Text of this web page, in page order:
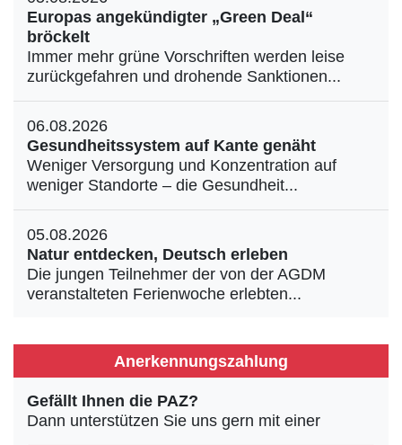
Europas angekündigter „Green Deal“
bröckelt
Immer mehr grüne Vorschriften werden leise
zurückgefahren und drohende Sanktionen...
06.08.2026
Gesundheitssystem auf Kante genäht
Weniger Versorgung und Konzentration auf
weniger Standorte – die Gesundheit...
05.08.2026
Natur entdecken, Deutsch erleben
Die jungen Teilnehmer der von der AGDM
veranstalteten Ferienwoche erlebten...
Anerkennungszahlung
Gefällt Ihnen die PAZ?
Dann unterstützen Sie uns gern mit einer